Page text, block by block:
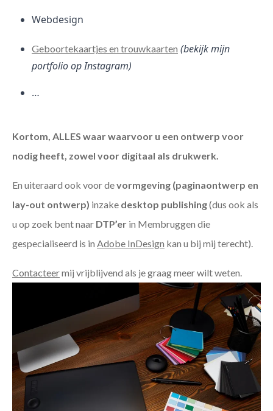
Webdesign
Geboortekaartjes en trouwkaarten (bekijk mijn
portfolio op Instagram)
…
Kortom, ALLES waar waarvoor u een ontwerp voor
nodig heeft, zowel voor digitaal als drukwerk.
En uiteraard ook voor devormgeving (paginaontwerp en
lay-out ontwerp) inzake desktop publishing(dus ook als
u op zoek bent naar DTP’er in Membruggen die
gespecialiseerd is in Adobe InDesign kan u bij mij terecht).
Contacteermij vrijblijvend als je graag meer wilt weten.